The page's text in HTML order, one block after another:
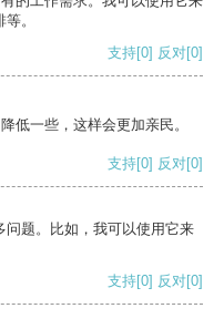
。
支持[0] 反对[0]
低一些，这样会更加亲民。
支持[0] 反对[0]
题。比如，我可以使用它来
支持[0] 反对[0]